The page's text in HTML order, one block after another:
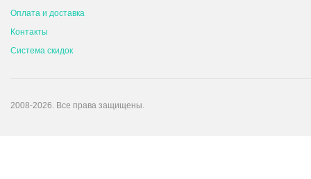
Оплата и доставка
Контакты
Система скидок
2008-2026. Все права защищены.